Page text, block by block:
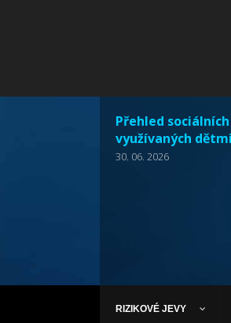
Přehled
využívaných dětmi
30. 06. 2026
RIZIKOVÉ JEVY